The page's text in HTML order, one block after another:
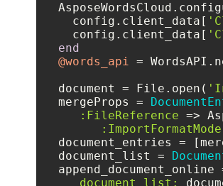
  config.client_data[
  config.client_data[
end
@words_api =
document = File.open(
mergeProps =
:FileReference =>
:ImportFormatMode
document_entries =
document_list =
append_document_online
document_list: